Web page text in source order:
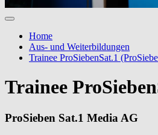
Home
Aus- und Weiterbildungen
Trainee ProSiebenSat.1
Trainee
ProSieben Sat.1 Media AG